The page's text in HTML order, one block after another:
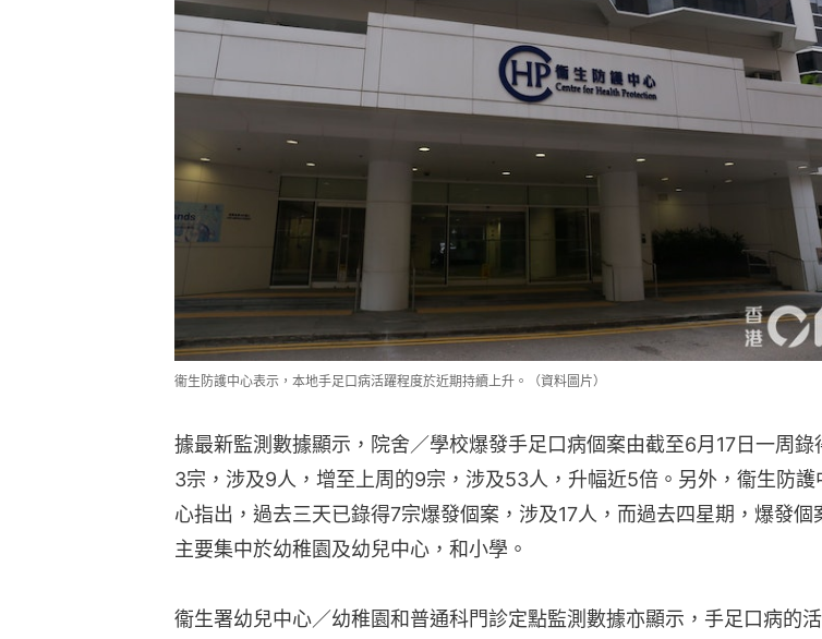
衞生防護中心表示，本地手足口病活躍程度於近期持續上升。（資料圖片）
據最新監測數據顯示，院舍／學校爆發手足口病個案由截至6月17日一周錄
3宗，涉及9人，增至上周的9宗，涉及53人，升幅近5倍。另外，衞生防護
心指出，過去三天已錄得7宗爆發個案，涉及17人，而過去四星期，爆發個
主要集中於幼稚園及幼兒中心，和小學。
衞生署幼兒中心／幼稚園和普通科門診定點監測數據亦顯示，手足口病的活